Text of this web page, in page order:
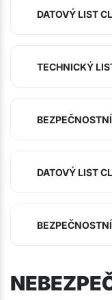
DATOVÝ LIST
TECHNICKÝ
DATOVÝ LIST